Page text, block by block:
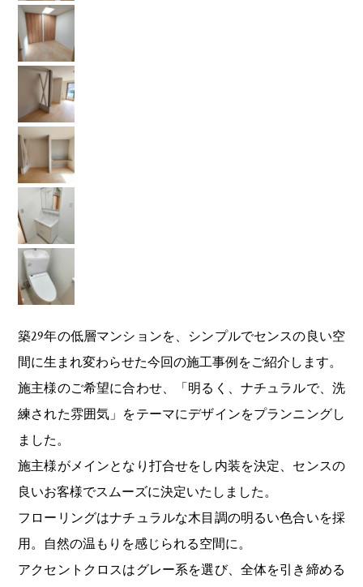
築29年の低層マンションを、シンプルでセンスの良い空
間に生まれ変わらせた今回の施工事例をご紹介します。
施主様のご希望に合わせ、「明るく、ナチュラルで、洗
練された雰囲気」をテーマにデザインをプランニングし
ました。
施主様がメインとなり打合せをし内装を決定、センスの
良いお客様でスムーズに決定いたしました。
フローリングはナチュラルな木目調の明るい色合いを採
用。自然の温もりを感じられる空間に。
アクセントクロスはグレー系を選び、全体を引き締める